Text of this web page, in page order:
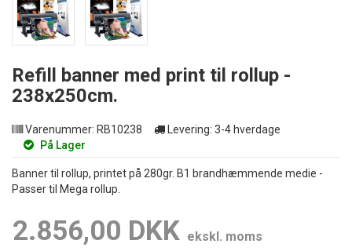
Refill banner med print til rollup -
238x250cm.
Varenummer: RB10238 Levering: 3-4 hverdage
På Lager
Banner til rollup, printet på 280gr. B1 brandhæmmende medie -
Passer til Mega rollup.
2.856,00 DKK ekskl. moms